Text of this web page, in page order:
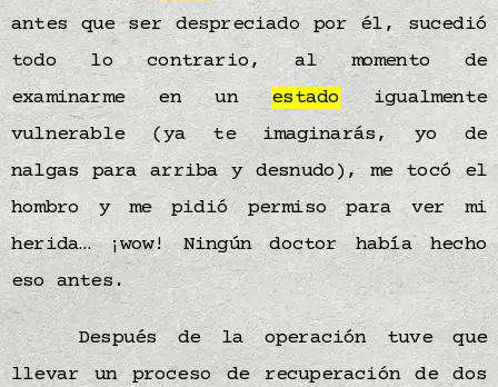
antes que ser despreciado por él, sucedió
todo lo contrario, al momento de
examinarme en un estado igualmente
vulnerable (ya te imaginarás, yo de
nalgas para arriba y desnudo), me tocó el
hombro y me pidió permiso para ver mi
herida… ¡wow! Ningún doctor había hecho
eso antes.
Después de la operación tuve que
llevar un proceso de recuperación de dos